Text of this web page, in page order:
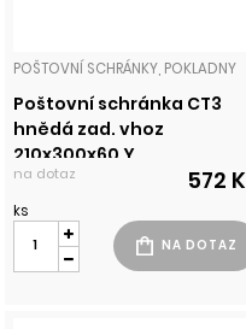
POŠTOVNÍ SCHRÁNKY, POKLADNY
Poštovní schránka CT3
hnědá zad. vhoz
210x300x60 Y
na dotaz 572
ks